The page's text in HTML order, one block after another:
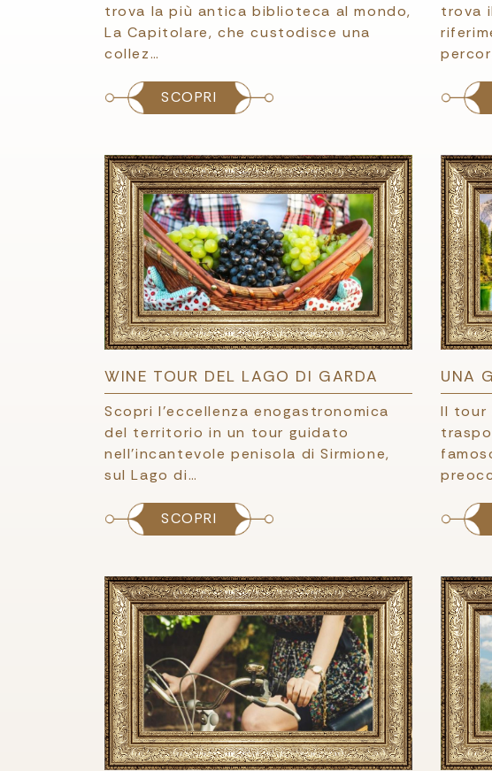
trova la più antica biblioteca al mondo,
La Capitolare, che custodisce una
collez…
SCOPRI
trova
WINE TOUR DEL LAGO DI GARDA
Scopri l'eccellenza enogastronomica
del territorio in un tour guidato
nell'incantevole penisola di Sirmione,
sul Lago di…
SCOPRI
UNA
Il tour